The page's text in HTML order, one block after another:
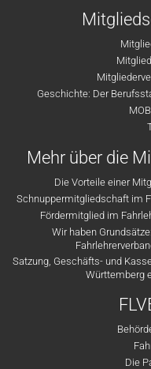
Geschichte: Der
Mehr über die
Die Vorteile einer
Schnuppermitgliedschaft im
Fördermitglied im
Wir haben
Satzung, Geschäfts- und
Württemberg
Die